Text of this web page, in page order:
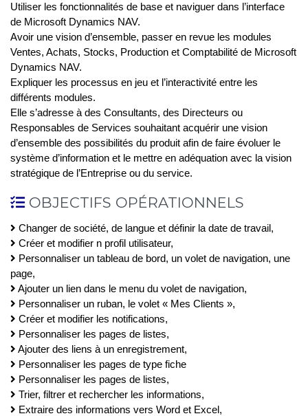
Utiliser les fonctionnalités de base et naviguer dans l’interface
de Microsoft Dynamics NAV.
Avoir une vision d’ensemble, passer en revue les modules
Ventes, Achats, Stocks, Production et Comptabilité de Microsoft
Dynamics NAV.
Expliquer les processus en jeu et l’interactivité entre les
différents modules.
Elle s’adresse à des Consultants, des Directeurs ou
Responsables de Services souhaitant acquérir une vision
d’ensemble des possibilités du produit afin de faire évoluer le
système d’information et le mettre en adéquation avec la vision
stratégique de l’Entreprise ou du service.
OBJECTIFS OPÉRATIONNELS
Changer de société, de langue et définir la date de travail,
Créer et modifier n profil utilisateur,
Personnaliser un tableau de bord, un volet de navigation, une
page,
Ajouter un lien dans le menu du volet de navigation,
Personnaliser un ruban, le volet « Mes Clients »,
Créer et modifier les notifications,
Personnaliser les pages de listes,
Ajouter des liens à un enregistrement,
Personnaliser les pages de type fiche
Personnaliser les pages de listes,
Trier, filtrer et rechercher les informations,
Extraire des informations vers Word et Excel,